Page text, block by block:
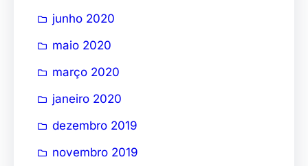
junho 2020
maio 2020
março 2020
janeiro 2020
dezembro 2019
novembro 2019